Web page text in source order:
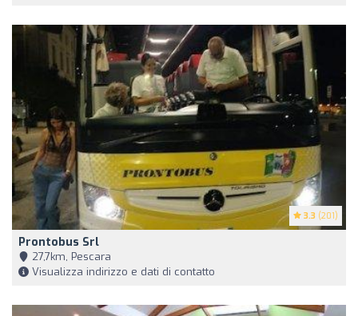
3.3 (201)
Prontobus Srl
27,7km, Pescara
Visualizza indirizzo e dati di contatto